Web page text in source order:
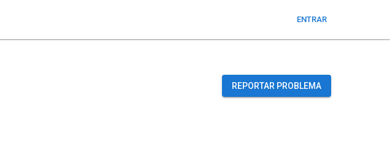
ENTRAR
REPORTAR PROBLEMA